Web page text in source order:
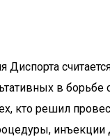
Диспорта
в борьбе
кто решил
инъекции